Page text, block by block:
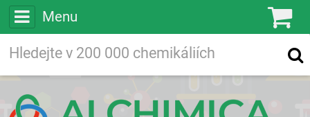
Menu
Vyhledávání